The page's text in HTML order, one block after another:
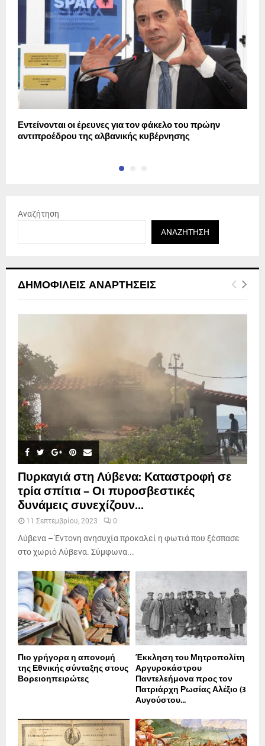
Εντείνονται οι έρευνες για τον φάκελο του πρώην
αντιπροέδρου της αλβανικής κυβέρνησης
Αναζήτηση
ΑΝΑΖΉΤΗΣΗ
ΔΗΜΟΦΙΛΕΊΣ ΑΝΑΡΤΉΣΕΙΣ
Πυρκαγιά στη Λύβενα: Καταστροφή σε
τρία σπίτια – Οι πυροσβεστικές
δυνάμεις συνεχίζουν...
11 Σεπτεμβρίου, 2023 0
Λύβενα – Έντονη ανησυχία προκαλεί η φωτιά που ξέσπασε
στο χωριό Λύβενα. Σύμφωνα...
Πιο γρήγορα η απονοµή
της Εθνικής σύνταξης στους
Βορειοηπειρώτες
Έκκληση του Μητροπολίτη
Αργυροκάστρου
Παντελεήμονα προς τον
Πατριάρχη Ρωσίας Αλέξιο (3
Αυγούστου...